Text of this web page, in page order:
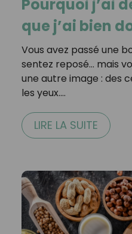
Pourquoi j’ai
que j’ai bien
Vous avez passé une
sentez reposé… mais
une autre image : des
les yeux.…
LIRE LA SUITE